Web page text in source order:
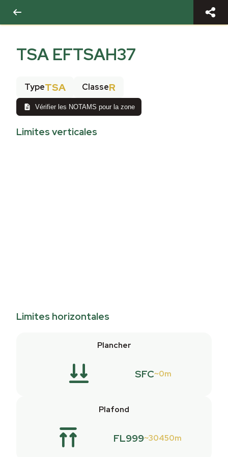
TSA EFTSAH37
TypeTSA ClasseR
Vérifier les NOTAMS pour la zone
Limites verticales
Limites horizontales
Plancher
SFC 0m
Plafond
FL999 30450m